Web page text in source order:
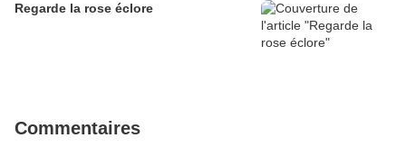
Regarde la rose éclore
Commentaires